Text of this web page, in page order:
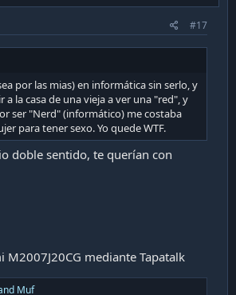
#17
por las mias) en informática sin serlo, y
a la casa de una vieja a ver una "red", y
ser "Nerd" (informático) me costaba
para tener sexo. Yo quede WTF.
doble sentido, te querían con
M2007J20CG mediante Tapatalk
Muf